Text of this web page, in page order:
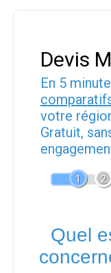
Devis
En 5
votre
Gratuit,
1 2
Quel